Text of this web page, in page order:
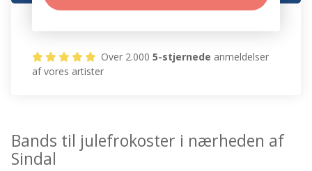
Over 2.0005-stjernede anmeldelser
af vores artister
Bands til julefrokoster i nærheden af
Sindal